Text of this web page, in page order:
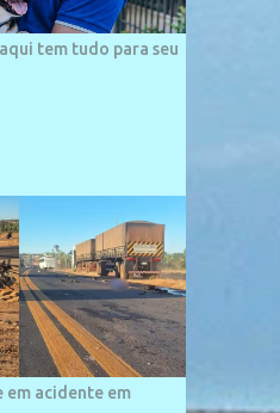
em 12 de julho de
moderna,...
tem tudo para seu
acidente em